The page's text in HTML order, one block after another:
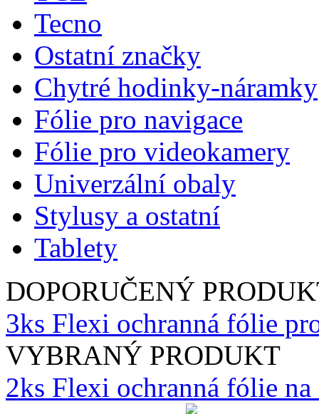
Tecno
Ostatní značky
Chytré hodinky-náramky
Fólie pro navigace
Fólie pro videokamery
Univerzální obaly
Stylusy a ostatní
Tablety
DOPORUČENÝ
3ks Flexi ochranná fólie
VYBRANÝ PRODUKT
2ks Flexi ochranná fólie